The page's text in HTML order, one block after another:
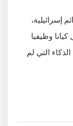
إسرائيلية،
وظيفيا
التي لم